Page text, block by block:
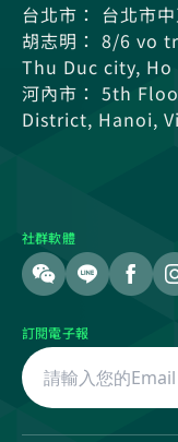
台北市： 台北市
胡志明： 8/6 vo
Thu Duc city,
河內市： 5th
District, Hanoi,
社群軟體
訂閱電子報